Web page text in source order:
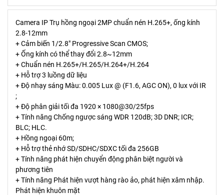
Camera IP Trụ hồng ngoại 2MP chuẩn nén H.265+, ống kính
2.8-12mm
+ Cảm biến 1/2.8" Progressive Scan CMOS;
+ Ống kính có thể thay đổi 2.8~12mm
+ Chuẩn nén H.265+/H.265/H.264+/H.264
+ Hỗ trợ 3 luồng dữ liệu
+ Độ nhạy sáng Màu: 0.005 Lux @ (F1.6, AGC ON), 0 lux với IR
;
+ Độ phân giải tối đa 1920 × 1080@30/25fps
+ Tính năng Chống ngược sáng WDR 120dB; 3D DNR; ICR;
BLC; HLC.
+ Hồng ngoại 60m;
+ Hỗ trợ thẻ nhớ SD/SDHC/SDXC tối đa 256GB
+ Tính năng phát hiện chuyển động phân biệt người và
phương tiên
+ Tính năng Phát hiện vượt hàng rào ảo, phát hiện xâm nhập.
Phát hiện khuôn mặt